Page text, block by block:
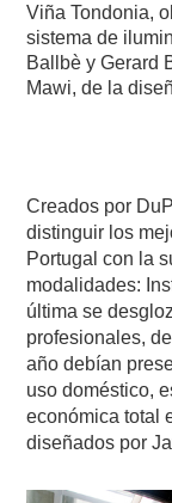
Viña Tondonia,
sistema de
Ballbè y Gerard
Mawi, de la
Creados por
distinguir los
Portugal con la
modalidades:
última se
profesionales,
año debían
uso doméstico,
económica total
diseñados por